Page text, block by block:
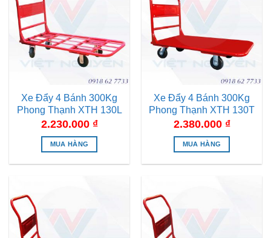
Xe Đẩy 4 Bánh 300Kg
Phong Thạnh XTH 130L
2.230.000 ₫
MUA HÀNG
Xe Đẩy 4 Bánh 300Kg
Phong Thạnh XTH 130T
2.380.000 ₫
MUA HÀNG